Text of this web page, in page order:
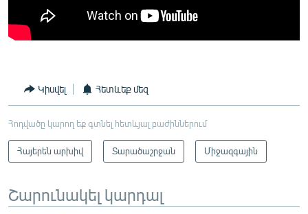
Կիսվել Հետևեք մեզ
Հոդվածը կարող եք գտնել հետևյալ բաժիններում
Հայերեն արխիվ Տարածաշրջան Միջազգային
Շարունակել կարդալ